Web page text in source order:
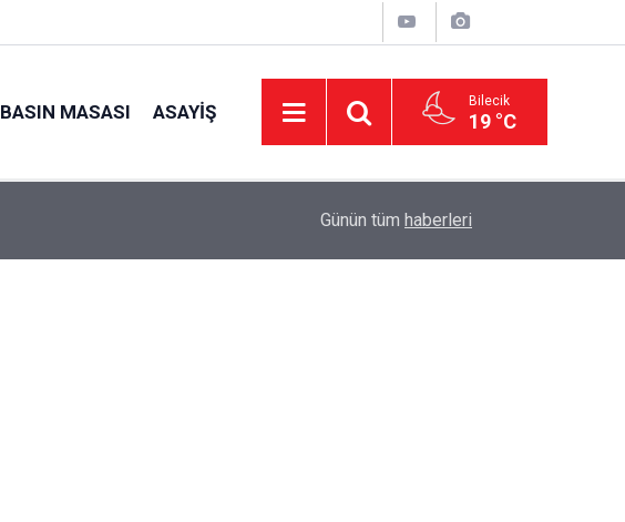
BASIN MASASI ASAYIŞ Bilecik
19 °C
İl Genel Meclisi’nden okullara 1.8 milyon TL
Günün tüm haberleri